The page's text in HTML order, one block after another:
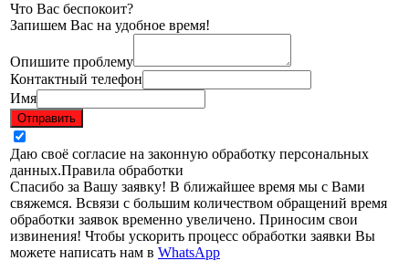
Что Вас беспокоит?
Запишем Вас на удобное время!
Опишите проблему
Контактный телефон
Имя
Отправить
Даю своё согласие на законную обработку персональных
данных.Правила обработки
Спасибо за Вашу заявку! В ближайшее время мы с Вами
свяжемся. Всвязи с большим количеством обращений время
обработки заявок временно увеличено. Приносим свои
извинения! Чтобы ускорить процесс обработки заявки Вы
можете написать нам в WhatsApp